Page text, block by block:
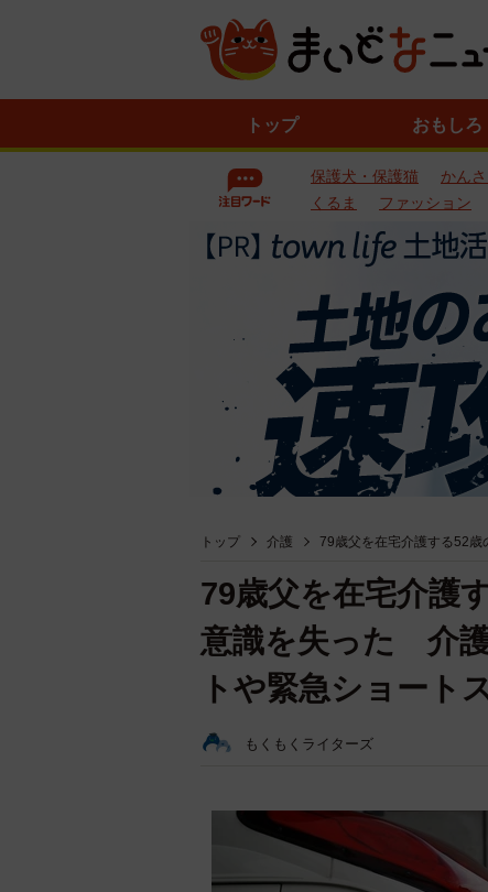
トップ おもしろ
保護犬・保護猫 かん
くるま
ファッション
トップ 介護 79歳父を在宅介護する52
79歳父を在宅介護
意識を失った 介
トや緊急ショート
もくもくライターズ